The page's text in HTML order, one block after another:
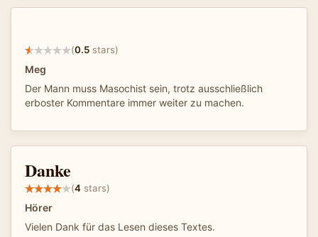
(0.5 stars)
Meg
Der Mann muss Masochist sein, trotz ausschließlich
erboster Kommentare immer weiter zu machen.
Danke
(4 stars)
Hörer
Vielen Dank für das Lesen dieses Textes.